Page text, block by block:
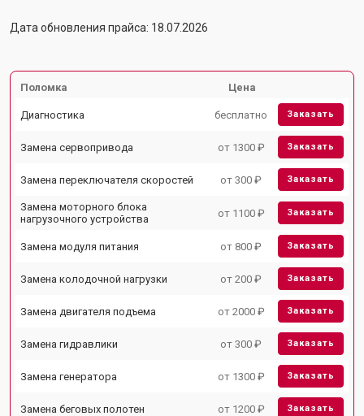
Дата обновления прайса: 18.07.2026
Поломка Цена
Диагностика бесплатно Заказать
Замена сервопривода от 1300 ₽ Заказать
Замена переключателя скоростей от 300 ₽ Заказать
Замена моторного блока
нагрузочного устройства
от 1100 ₽ Заказать
Замена модуля питания от 800 ₽ Заказать
Замена колодочной нагрузки от 200 ₽ Заказать
Замена двигателя подъема от 2000 ₽ Заказать
Замена гидравлики от 300 ₽ Заказать
Замена генератора от 1300 ₽ Заказать
Замена беговых полотен от 1200 ₽ Заказать